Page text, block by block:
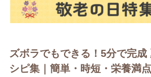
ズボラでもできる！5分で完成
シピ集｜簡単・時短・栄養満